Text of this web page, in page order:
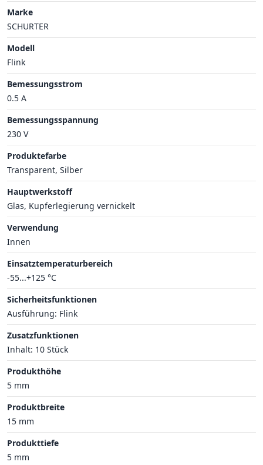
Marke
SCHURTER
Modell
Flink
Bemessungsstrom
0.5 A
Bemessungsspannung
230 V
Produktefarbe
Transparent, Silber
Hauptwerkstoff
Glas, Kupferlegierung vernickelt
Verwendung
Innen
Einsatztemperaturbereich
-55...+125 °C
Sicherheitsfunktionen
Ausführung: Flink
Zusatzfunktionen
Inhalt: 10 Stück
Produkthöhe
5 mm
Produktbreite
15 mm
Produkttiefe
5 mm